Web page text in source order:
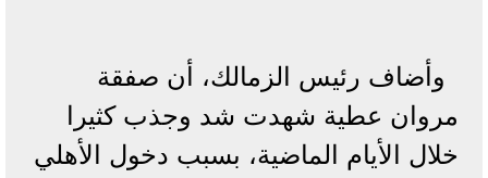
وأضاف رئيس الزمالك، أن صفقة
مروان عطية شهدت شد وجذب كثيرا
خلال الأيام الماضية، بسبب دخول الأهلي